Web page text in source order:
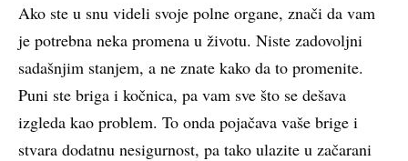
Ako ste u snu videli svoje polne organe, znači da vam
je potrebna neka promena u životu. Niste zadovoljni
sadašnjim stanjem, a ne znate kako da to promenite.
Puni ste briga i kočnica, pa vam sve što se dešava
izgleda kao problem. To onda pojačava vaše brige i
stvara dodatnu nesigurnost, pa tako ulazite u začarani